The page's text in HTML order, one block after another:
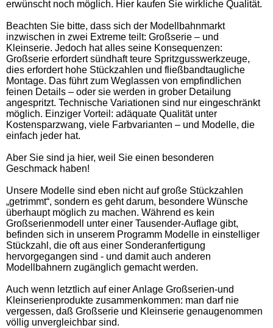
erwünscht noch möglich. Hier kaufen Sie wirkliche Qualität.
Beachten Sie bitte, dass sich der Modellbahnmarkt
inzwischen in zwei Extreme teilt: Großserie – und
Kleinserie. Jedoch hat alles seine Konsequenzen:
Großserie erfordert sündhaft teure Spritzgusswerkzeuge,
dies erfordert hohe Stückzahlen und fließbandtaugliche
Montage. Das führt zum Weglassen von empfindlichen
feinen Details – oder sie werden in grober Detailung
angespritzt. Technische Variationen sind nur eingeschränkt
möglich. Einziger Vorteil: adäquate Qualität unter
Kostensparzwang, viele Farbvarianten – und Modelle, die
einfach jeder hat.
Aber Sie sind ja hier, weil Sie einen besonderen
Geschmack haben!
Unsere Modelle sind eben nicht auf große Stückzahlen
„getrimmt“, sondern es geht darum, besondere Wünsche
überhaupt möglich zu machen. Während es kein
Großserienmodell unter einer Tausender-Auflage gibt,
befinden sich in unserem Programm Modelle in einstelliger
Stückzahl, die oft aus einer Sonderanfertigung
hervorgegangen sind - und damit auch anderen
Modellbahnern zugänglich gemacht werden.
Auch wenn letztlich auf einer Anlage Großserien-und
Kleinserienprodukte zusammenkommen: man darf nie
vergessen, daß Großserie und Kleinserie genaugenommen
völlig unvergleichbar sind.